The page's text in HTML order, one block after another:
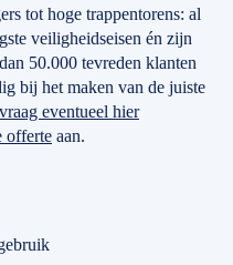
tot hoge trappentorens: al
veiligheidseisen én zijn
50.000 tevreden klanten
bij het maken van de juiste
vraag eventueel hier
offerte aan.